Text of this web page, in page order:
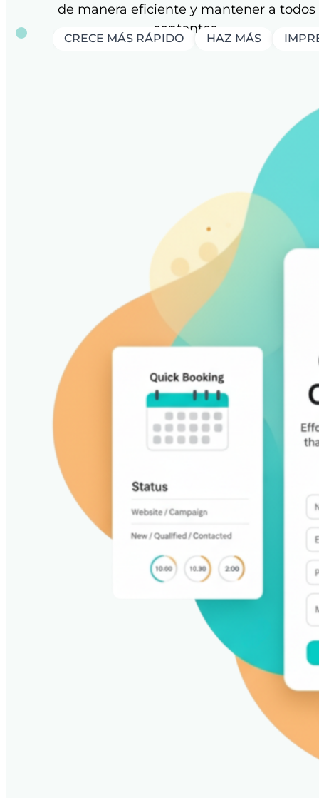
de manera eficiente y mantener a todos
contentos.
CRECE MÁS RÁPIDO HAZ MÁS